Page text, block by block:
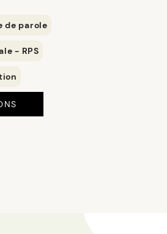
de parole
- RPS